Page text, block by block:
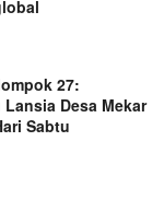
27:
Desa Mekar
Sabtu